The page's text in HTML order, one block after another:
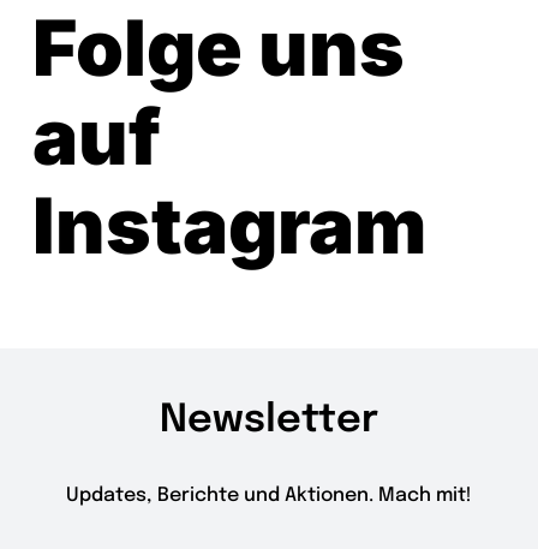
Folge uns
auf
Instagram
Newsletter
Updates, Berichte und Aktionen. Mach mit!